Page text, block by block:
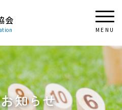
会
知らせ